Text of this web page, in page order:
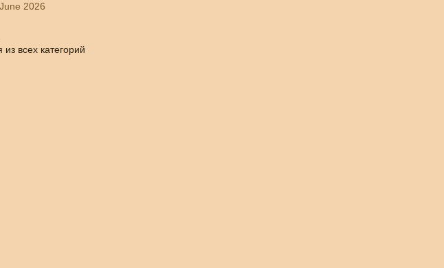
June 2026
всех категорий